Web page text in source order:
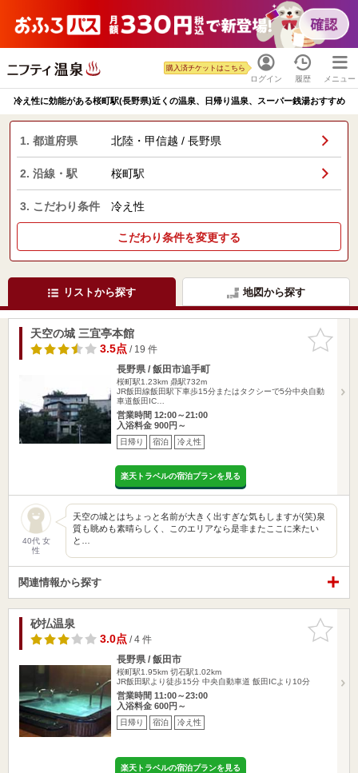
ログイン
購入済チケットはこちら
履歴 メニュー
冷え性に効能がある桜町駅(長野県)近くの温泉、日帰り温泉、スーパー銭湯おすすめ
1. 都道府県 北陸・甲信越 / 長野県
2. 沿線・駅 桜町駅
3. こだわり条件 冷え性
こだわり条件を変更する
リストから探す 地図から探す
お気に入
りに追加
天空の城 三宜亭本館
3.5点/ 19 件
長野県 / 飯田市追手町
桜町駅1.23km 鼎駅732m
JR飯田線飯田駅下車歩15分またはタクシーで5分中央自動
車道飯田IC…
営業時間 12:00～21:00
入浴料金 900円～
日帰り 宿泊 冷え性
楽天トラベルの宿泊プランを見る
40代 女
性
天空の城とはちょっと名前が大きく出すぎな気もしますが(笑)泉
質も眺めも素晴らしく、このエリアなら是非またここに来たい
と…
関連情報から探す
お気に入
りに追加
砂払温泉
3.0点/ 4 件
長野県 / 飯田市
桜町駅1.95km 切石駅1.02km
JR飯田駅より徒歩15分 中央自動車道 飯田ICより10分
営業時間 11:00～23:00
入浴料金 600円～
日帰り 宿泊 冷え性
楽天トラベルの宿泊プランを見る